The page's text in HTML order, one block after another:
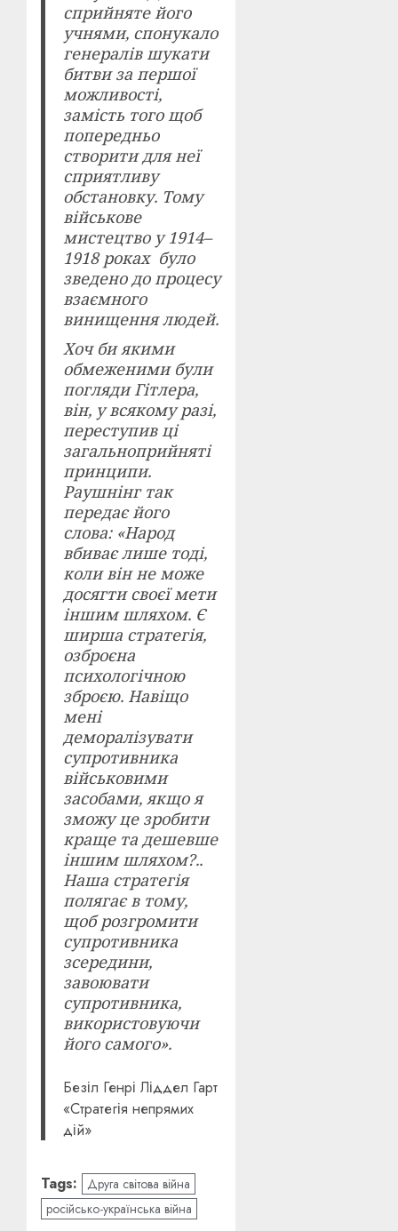
сприйняте його
учнями, спонукало
генералів шукати
битви за першої
можливості,
замість того щоб
попередньо
створити для неї
сприятливу
обстановку. Тому
військове
мистецтво у 1914–
1918 роках було
зведено до процесу
взаємного
винищення людей.
Хоч би якими
обмеженими були
погляди Гітлера,
він, у всякому разі,
переступив ці
загальноприйняті
принципи.
Раушнінг так
передає його
слова: «Народ
вбиває лише тоді,
коли він не може
досягти своєї мети
іншим шляхом. Є
ширша стратегія,
озброєна
психологічною
зброєю. Навіщо
мені
деморалізувати
супротивника
військовими
засобами, якщо я
зможу це зробити
краще та дешевше
іншим шляхом?..
Наша стратегія
полягає в тому,
щоб розгромити
супротивника
зсередини,
завоювати
супротивника,
використовуючи
його самого».
Безіл Генрі Ліддел Гарт
«Стратегія непрямих
дій»
Tags: Друга світова війна
російсько-українська війна